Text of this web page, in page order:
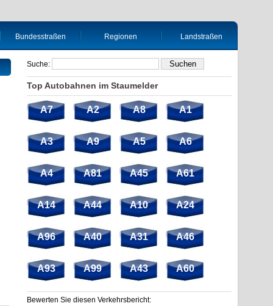
Bundesstraßen Regionen Landstraßen
Suche:
Top Autobahnen im Staumelder
A7 A2 A8 A1
A3 A9 A5 A6
A4 A81 A45 A61
A14 A44 A10 A24
A96 A40 A31 A46
A93 A99 A43 A60
Bewerten Sie diesen Verkehrsbericht: